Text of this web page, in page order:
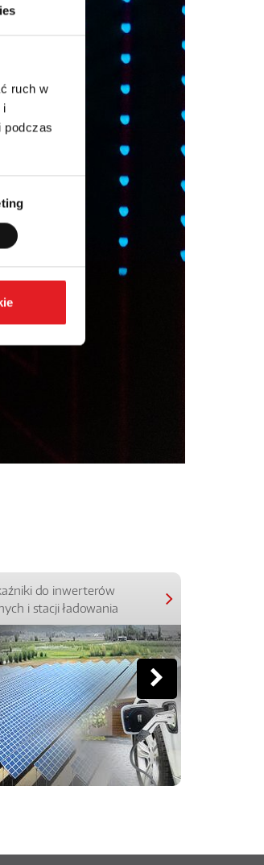
ruch w
i
podczas
do inwerterów
i stacji ładowania